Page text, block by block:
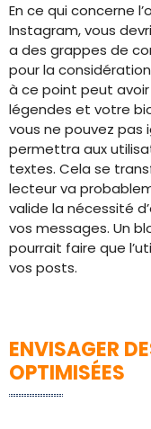
En ce qui concerne
Instagram, vous
a des grappes de
pour la
à ce point peut
légendes et votre
vous ne pouvez pas
permettra aux
textes. Cela se
lecteur va
valide la nécessité
vos messages. Un
pourrait faire que
vos posts.
ENVISAGER
OPTIMISÉES